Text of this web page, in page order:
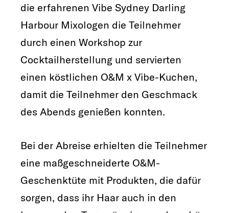
die erfahrenen Vibe Sydney Darling
Harbour Mixologen die Teilnehmer
durch einen Workshop zur
Cocktailherstellung und servierten
einen köstlichen O&M x Vibe-Kuchen,
damit die Teilnehmer den Geschmack
des Abends genießen konnten.
Bei der Abreise erhielten die Teilnehmer
eine maßgeschneiderte O&M-
Geschenktüte mit Produkten, die dafür
sorgen, dass ihr Haar auch in den